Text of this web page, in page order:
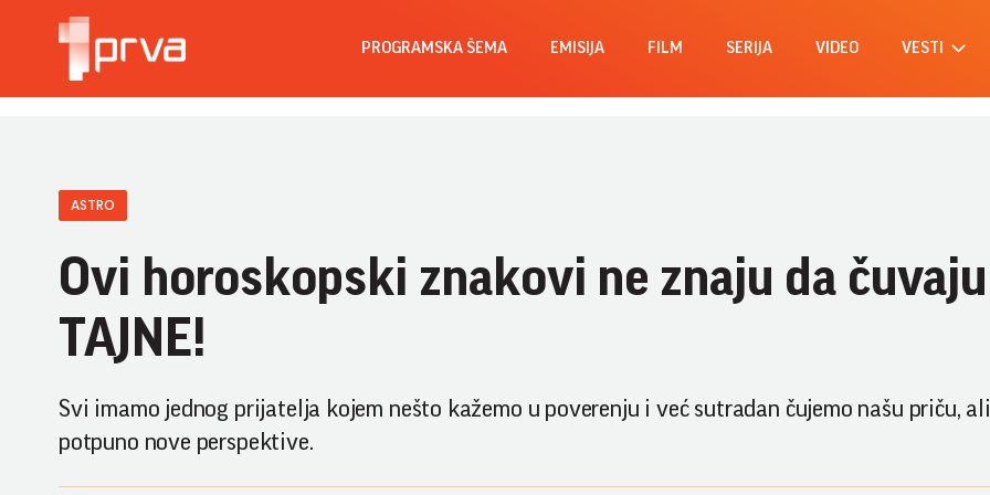
PROGRAMSKA ŠEMA EMISIJA FILM SERIJA VIDEO VESTI
ASTRO
Ovi horoskopski znakovi ne znaju da čuvaju
TAJNE!
Svi imamo jednog prijatelja kojem nešto kažemo u poverenju i već sutradan čujemo našu priču,
potpuno nove perspektive.